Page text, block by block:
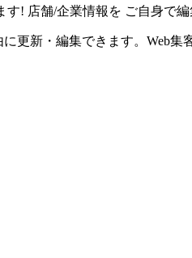
す! 店舗/企業情報を ご自身で
更新・編集できます。Web集